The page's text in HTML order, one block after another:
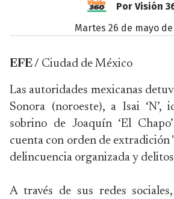
Por Visión
martes 26 de mayo
EFE / Ciudad de México
Las autoridades mexicanas
Sonora (noroeste), a Isai ‘N’,
sobrino de Joaquín ‘El
cuenta con orden de extradición
delincuencia organizada y
A través de sus redes